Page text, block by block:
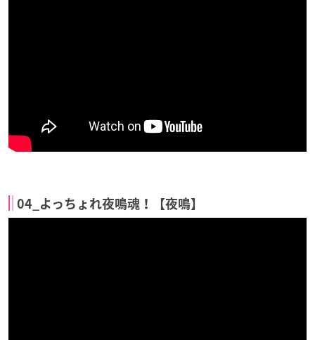
04_よっちょれ夜鳴魂！【夜鳴】